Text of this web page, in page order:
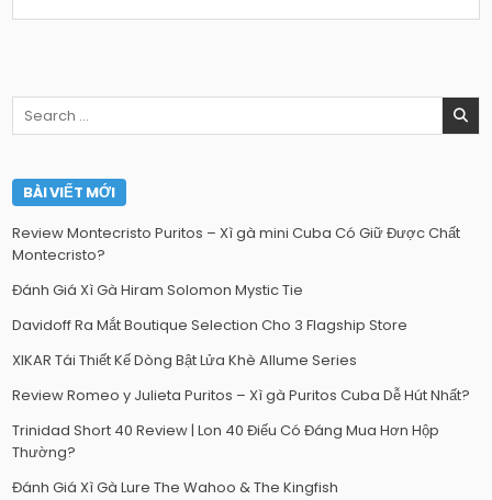
Search
for:
BÀI VIẾT MỚI
Review Montecristo Puritos – Xì gà mini Cuba Có Giữ Được Chất
Montecristo?
Đánh Giá Xì Gà Hiram Solomon Mystic Tie
Davidoff Ra Mắt Boutique Selection Cho 3 Flagship Store
XIKAR Tái Thiết Kế Dòng Bật Lửa Khè Allume Series
Review Romeo y Julieta Puritos – Xì gà Puritos Cuba Dễ Hút Nhất?
Trinidad Short 40 Review | Lon 40 Điếu Có Đáng Mua Hơn Hộp
Thường?
Đánh Giá Xì Gà Lure The Wahoo & The Kingfish